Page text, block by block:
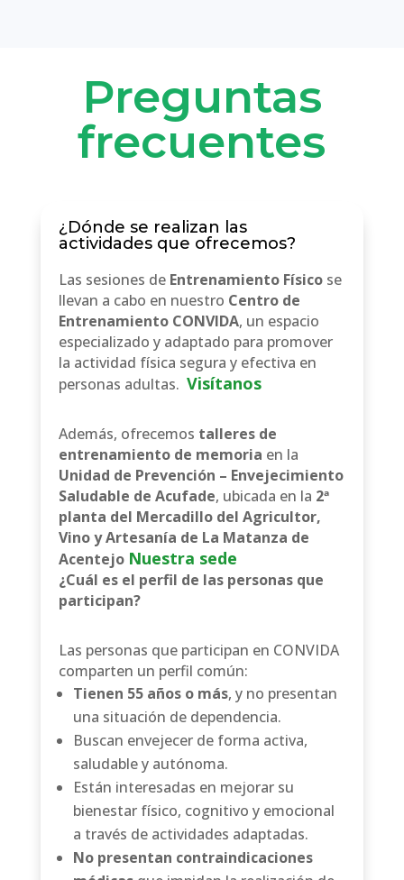
Preguntas
frecuentes
¿Dónde se realizan las
actividades que ofrecemos?
Las sesiones de Entrenamiento Físicose
llevan a cabo en nuestro Centro de
Entrenamiento CONVIDA, un espacio
especializado y adaptado para promover
la actividad física segura y efectiva en
personas adultas. Visítanos
Además, ofrecemos talleres de
entrenamiento de memoria en la
Unidad de Prevención – Envejecimiento
Saludable de Acufade, ubicada en la 2ª
planta del Mercadillo del Agricultor,
Vino y Artesanía de La Matanza de
Acentejo Nuestra sede
¿Cuál es el perfil de las personas que
participan?
Las personas que participan en CONVIDA
comparten un perfil común:
Tienen 55 años o más, y no presentan
una situación de dependencia.
Buscan envejecer de forma activa,
saludable y autónoma.
Están interesadas en mejorar su
bienestar físico, cognitivo y emocional
a través de actividades adaptadas.
No presentan contraindicaciones